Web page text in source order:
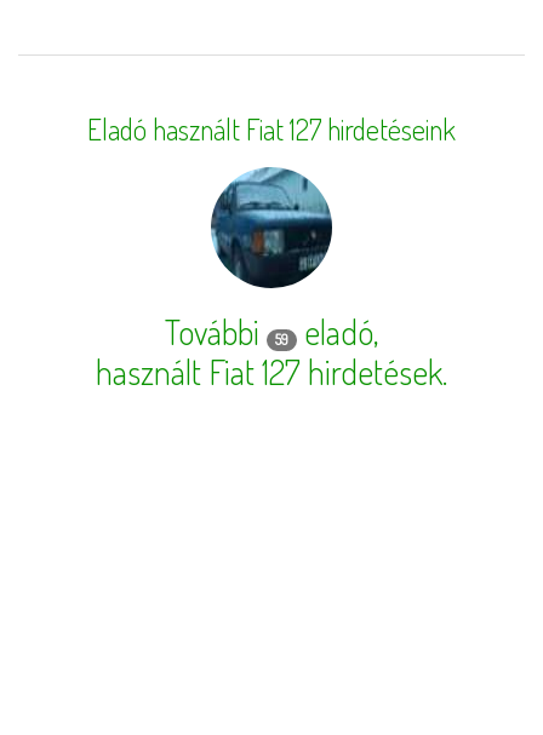
Eladó használt Fiat 127 hirdetéseink
További 59 eladó,
használt Fiat 127 hirdetések.